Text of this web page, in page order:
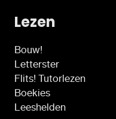
Lezen
Bouw!
Letterster
Flits! Tutorlezen
Boekies
Leeshelden